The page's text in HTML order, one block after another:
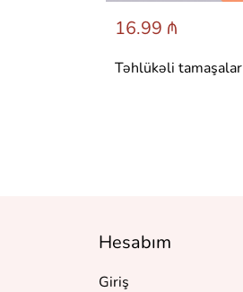
16.99 ₼
Təhlükəli tamaşalar
Hesabım
Giriş